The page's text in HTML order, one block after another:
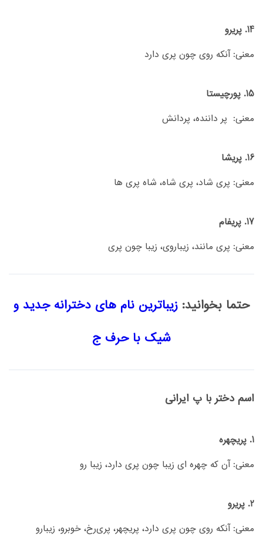
14. پریرو
معنی: آنکه روی چون پری دارد
15. پورچیستا
معنی: پر داننده، پردانش
16. پریشا
معنی: پری شاد، پری شاه، شاه پری ها
17. پریفام
معنی: پری مانند، زیباروی، زیبا چون پری
حتما بخوانید: زیباترین نام های دخترانه جدید و
شیک با حرف ج
اسم دختر با پ ایرانی
1. پریچهره
معنی: آن که چهره ای زیبا چون پری دارد، زیبا رو
2. پریرو
معنی: آنکه روی چون پری دارد، پریچهر، پری‌رخ، خوبرو، زیبارو